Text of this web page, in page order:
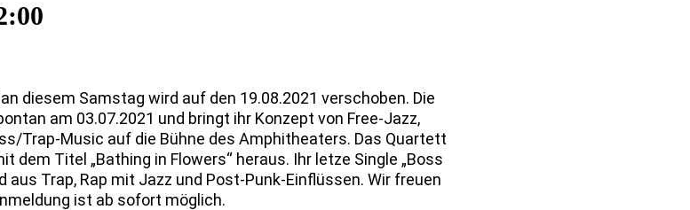
diesem Samstag wird auf den 19.08.2021 verschoben. Die
am 03.07.2021 und bringt ihr Konzept von Free-Jazz,
Trap-Music auf die Bühne des Amphitheaters. Das Quartett
dem Titel „Bathing in Flowers“ heraus. Ihr letze Single „Boss
aus Trap, Rap mit Jazz und Post-Punk-Einflüssen. Wir freuen
ist ab sofort möglich.